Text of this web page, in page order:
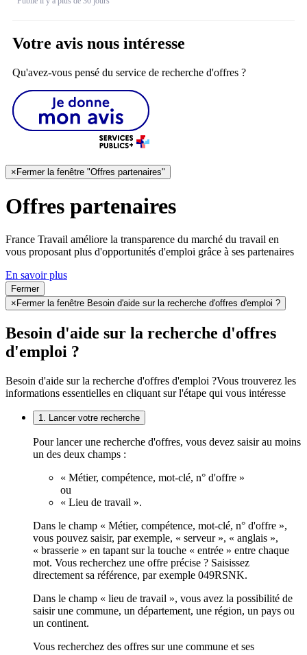
Votre avis nous intéresse
Qu'avez-vous pensé du service de recherche d'offres ?
×Fermer la fenêtre "Offres partenaires"
Offres partenaires
France Travail améliore la transparence du marché du travail en
vous proposant plus d'opportunités d'emploi grâce à ses partenaires
En savoir plus
Fermer
× Fermer la fenêtre Besoin d'aide sur la recherche d'offres d'emploi ?
Besoin d'aide sur la recherche d'offres
d'emploi ?
Besoin d'aide sur la recherche d'offres d'emploi ?Vous trouverez les
informations essentielles en cliquant sur l'étape qui vous intéresse
1. Lancer votre recherche
Pour lancer une recherche d'offres, vous devez saisir au moins
un des deux champs :
« Métier, compétence, mot-clé, n° d'offre »
ou
« Lieu de travail ».
Dans le champ « Métier, compétence, mot-clé, n° d'offre »,
vous pouvez saisir, par exemple, « serveur », « anglais »,
« brasserie » en tapant sur la touche « entrée » entre chaque
mot. Vous recherchez une offre précise ? Saisissez
directement sa référence, par exemple 049RSNK.
Dans le champ « lieu de travail », vous avez la possibilité de
saisir une commune, un département, une région, un pays ou
un continent.
Vous recherchez des offres sur une commune et ses